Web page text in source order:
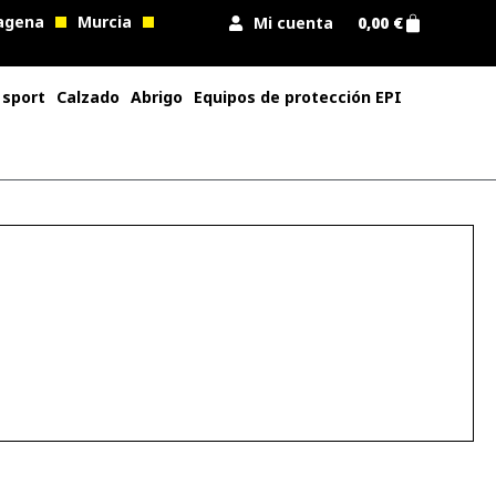
Murcia Mi cuenta 0,00 €
sport Calzado Abrigo Equipos de protección EPI